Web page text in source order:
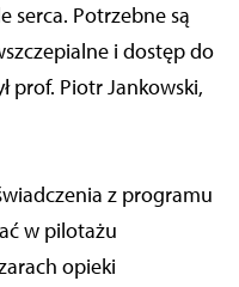
serca. Potrzebne są
i dostęp do
prof. Piotr Jankowski,
z programu
w pilotażu
opieki